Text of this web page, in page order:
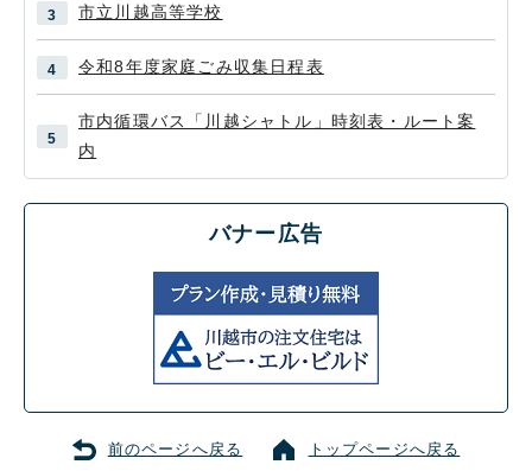
市立川越高等学校
令和8年度家庭ごみ収集日程表
市内循環バス「川越シャトル」時刻表・ルート案
内
バナー広告
前のページへ戻る トップページへ戻る